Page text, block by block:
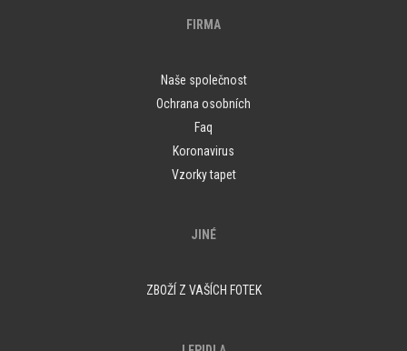
FIRMA
Naše společnost
Ochrana osobních
Faq
Koronavirus
Vzorky tapet
JINÉ
ZBOŽÍ Z VAŠÍCH FOTEK